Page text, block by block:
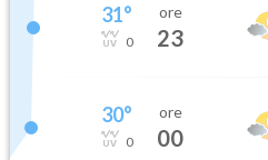
31°
0
ore
23
30°
0
ore
00